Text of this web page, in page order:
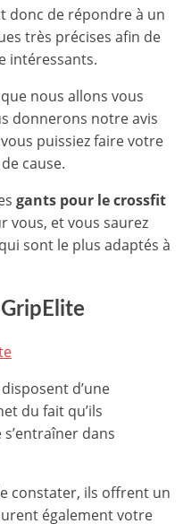
donc de répondre à un
très précises afin de
intéressants.
nous allons vous
donnerons notre avis
puissiez faire votre
cause.
gants pour le crossfit
vous, et vous saurez
sont le plus adaptés à
disposent d’une
du fait qu’ils
dans
constater, ils offrent un
également votre